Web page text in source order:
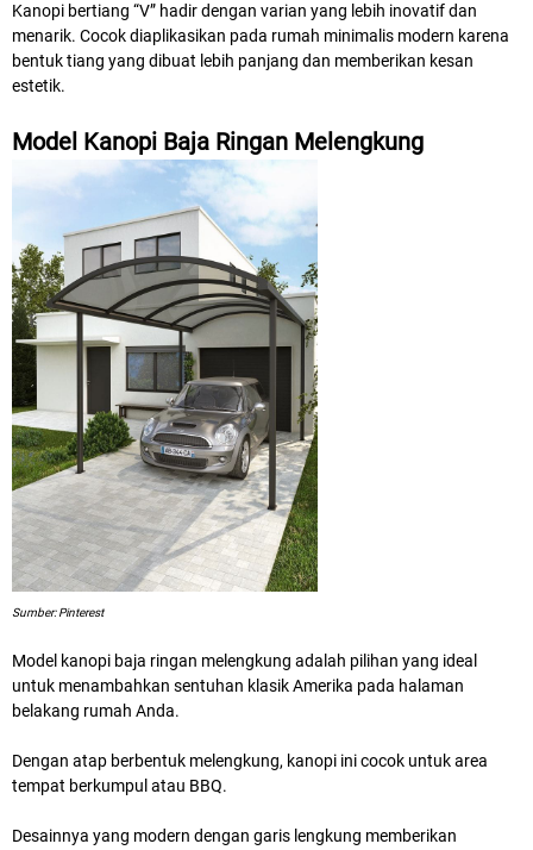
Kanopi bertiang “V” hadir dengan varian yang lebih inovatif dan
menarik. Cocok diaplikasikan pada rumah minimalis modern karena
bentuk tiang yang dibuat lebih panjang dan memberikan kesan
estetik.
Model Kanopi Baja Ringan Melengkung
Sumber: Pinterest
Model kanopi baja ringan melengkung adalah pilihan yang ideal
untuk menambahkan sentuhan klasik Amerika pada halaman
belakang rumah Anda.
Dengan atap berbentuk melengkung, kanopi ini cocok untuk area
tempat berkumpul atau BBQ.
Desainnya yang modern dengan garis lengkung memberikan